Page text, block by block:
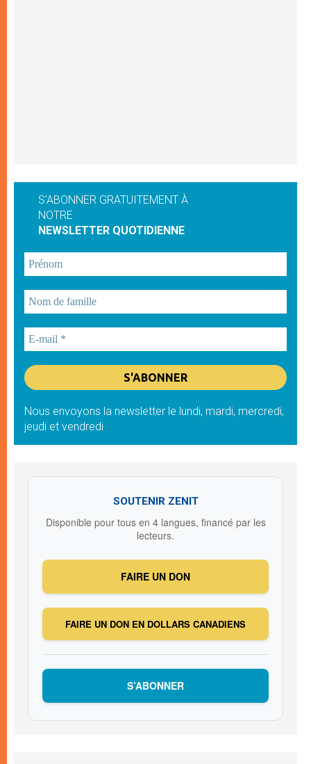
S'ABONNER GRATUITEMENT À
NOTRE
NEWSLETTER QUOTIDIENNE
Nous envoyons la newsletter le lundi, mardi, mercredi,
jeudi et vendredi
SOUTENIR ZENIT
Disponible pour tous en 4 langues, financé par les
lecteurs.
FAIRE UN DON
FAIRE UN DON EN DOLLARS CANADIENS
S’ABONNER